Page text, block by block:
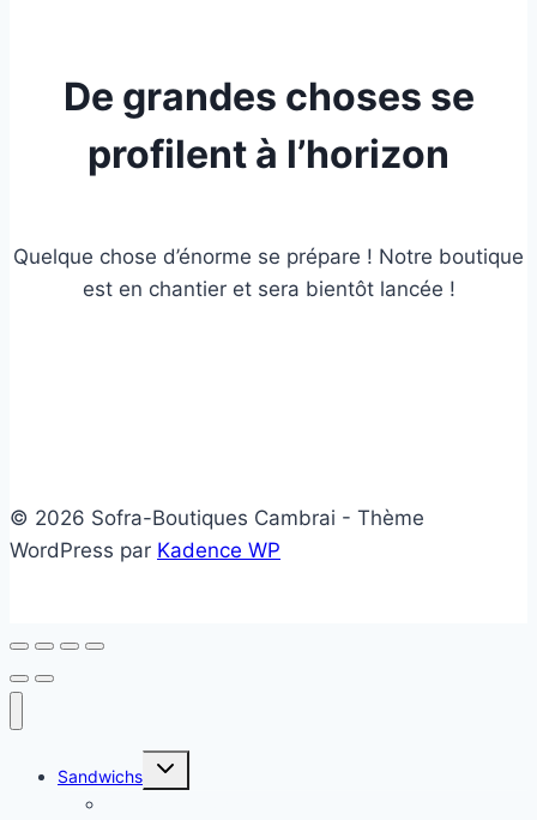
De grandes choses se
profilent à l’horizon
Quelque chose d’énorme se prépare ! Notre boutique
est en chantier et sera bientôt lancée !
© 2026 Sofra-Boutiques Cambrai - Thème
WordPress par Kadence WP
Sandwichs
Ouvrir/fermer